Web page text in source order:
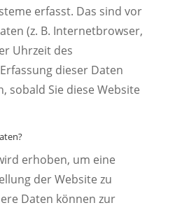
erfasst. Das sind vor
(z. B. Internetbrowser,
Uhrzeit des
dieser Daten
sobald Sie diese Website
erhoben, um eine
der Website zu
Daten können zur